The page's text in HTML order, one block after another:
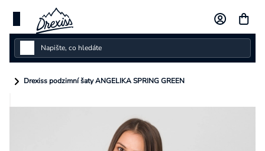
obsah
Dámské
Dětské
Drexiss podzimní šaty ANGELIKA SPRING GREEN